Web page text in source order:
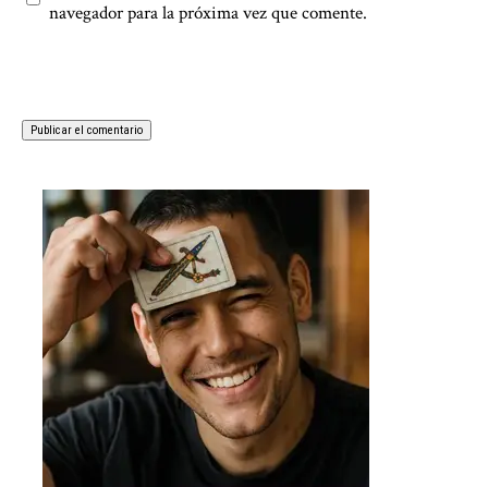
navegador para la próxima vez que comente.